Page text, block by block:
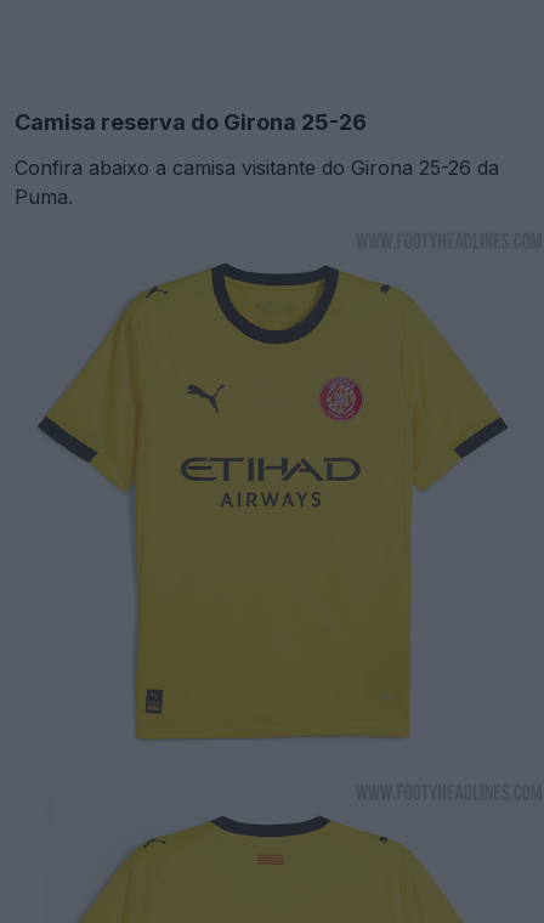
Camisa reserva do Girona 25-26
Confira abaixo a camisa visitante do Girona 25-26 da
Puma.